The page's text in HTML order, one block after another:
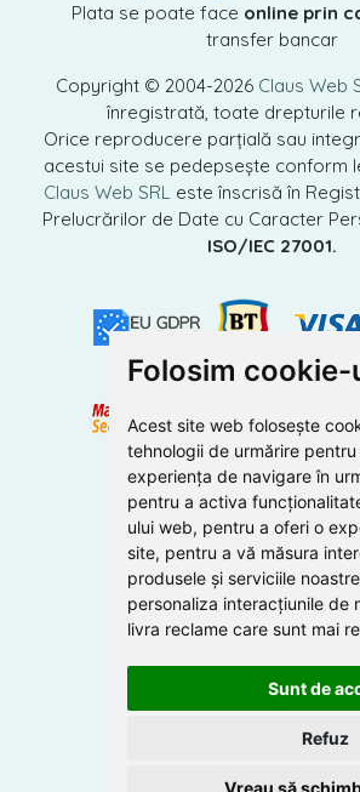
Folosim cookie-
Acest site web folosește
tehnologii de urmărire
experiența de navigare în
pentru a activa
ului web, pentru a oferi o
site, pentru a vă măsura
produsele și serviciile
personaliza interacțiunile de
livra reclame care sunt mai
Sunt de
Refuz
Vreau să
Plata se poate face online prin
transfer bancar
Copyright © 2004-2026 Claus Web
înregistrată, toate drepturile
Orice reproducere parțială sau
acestui site se pedepsește conform
Claus Web SRL este înscrisă în
Prelucrărilor de Date cu Caracter
ISO/IEC 27001.